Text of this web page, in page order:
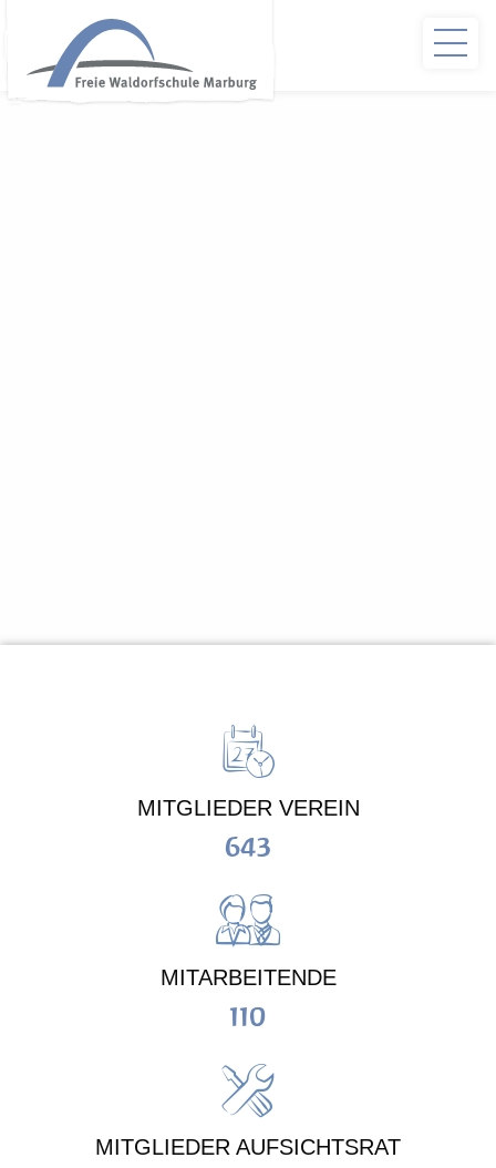
MITGLIEDER VEREIN
643
MITARBEITENDE
110
MITGLIEDER AUFSICHTSRAT